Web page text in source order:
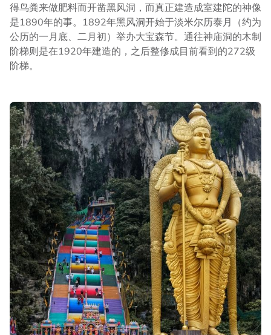
得鸟粪来做肥料而开凿黑风洞，而真正建造成室建陀的神像
是1890年的事。1892年黑风洞开始于淡米尔历泰月（约为
公历的一月底、二月初）举办大宝森节。通往神庙洞的木制
阶梯则是在1920年建造的，之后整修成目前看到的272级
阶梯。